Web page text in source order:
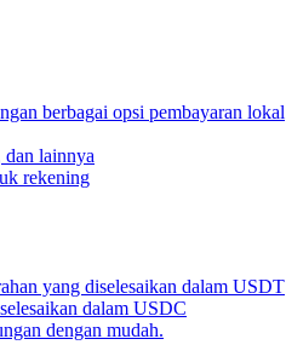
berbagai opsi pembayaran lokal
lainnya
rekening
yang diselesaikan dalam USDT
dalam USDC
dengan mudah.